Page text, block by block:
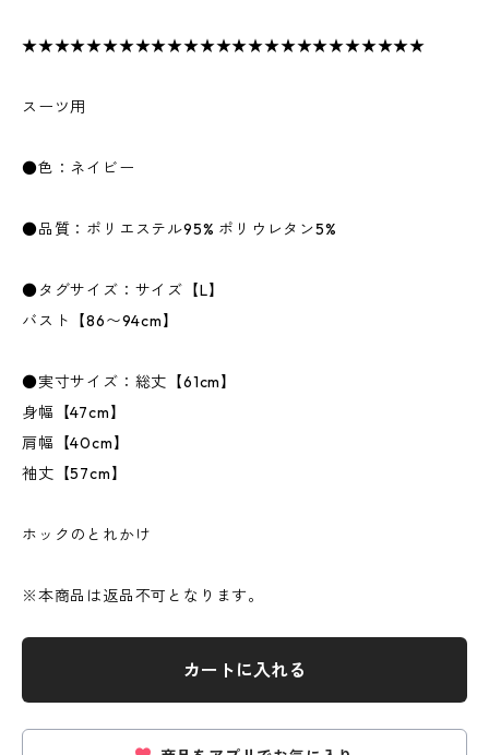
★★★★★★★★★★★★★★★★★★★★★★★★★
スーツ用
●色：ネイビー
●品質：ポリエステル95% ポリウレタン5%
●タグサイズ：サイズ【L】
バスト【86〜94cm】
●実寸サイズ：総丈【61cm】
身幅【47cm】
肩幅【40cm】
袖丈【57cm】
ホックのとれかけ
※本商品は返品不可となります。
カートに入れる